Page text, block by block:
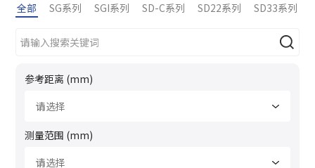
全部 SG系列 SGI系列 SD-C系列 SD22系列 SD33系列
参考距离 (mm)
测量范围 (mm)